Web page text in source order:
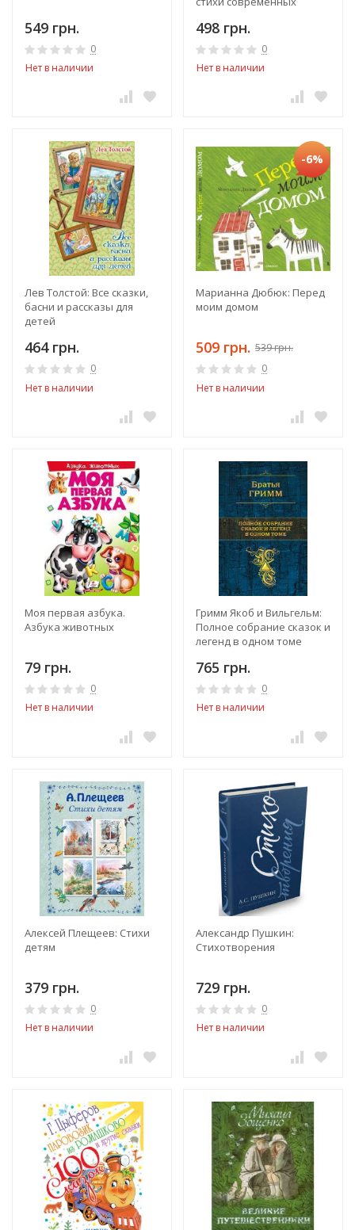
549 грн.
0
Нет в наличии
498 грн.
0
Нет в наличии
Лев Толстой: Все сказки,
басни и рассказы для
детей
464 грн.
0
Нет в наличии
-6%
Марианна Дюбюк: Перед
моим домом
509 грн. 539 грн.
0
Нет в наличии
Моя первая азбука.
Азбука животных
79 грн.
0
Нет в наличии
Гримм Якоб и Вильгельм:
Полное собрание сказок и
легенд в одном томе
765 грн.
0
Нет в наличии
Алексей Плещеев: Стихи
детям
379 грн.
0
Нет в наличии
Александр Пушкин:
Стихотворения
729 грн.
0
Нет в наличии